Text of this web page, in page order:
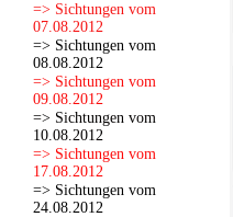
=> Sichtungen vom
07.08.2012
=> Sichtungen vom
08.08.2012
=> Sichtungen vom
09.08.2012
=> Sichtungen vom
10.08.2012
=> Sichtungen vom
17.08.2012
=> Sichtungen vom
24.08.2012